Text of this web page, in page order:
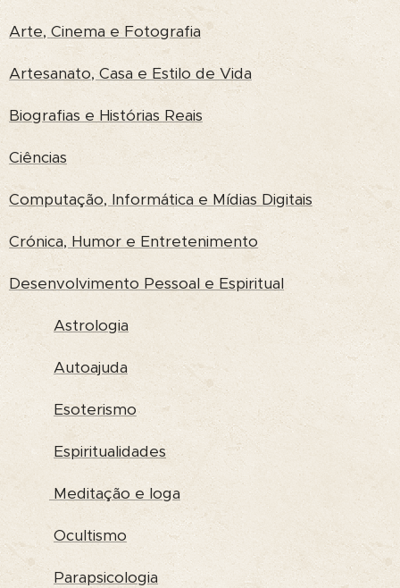
Arte, Cinema e Fotografia
Artesanato, Casa e Estilo de Vida
Biografias e Histórias Reais
Ciências
Computação, Informática e Mídias Digitais
Crónica, Humor e Entretenimento
Desenvolvimento Pessoal e Espiritual
Astrologia
Autoajuda
Esoterismo
Espiritualidades
Meditação e Ioga
Ocultismo
Parapsicologia